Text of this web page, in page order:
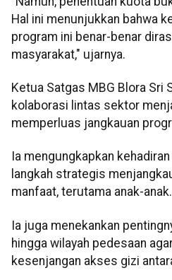
Hal ini menunjukkan bahwa
program ini benar-benar
masyarakat," ujarnya.
Ketua Satgas MBG Blora Sri
kolaborasi lintas sektor
memperluas jangkauan
Ia mengungkapkan
langkah strategis
manfaat, terutama anak-anak.
Ia juga menekankan
hingga wilayah pedesaan
kesenjangan akses gizi